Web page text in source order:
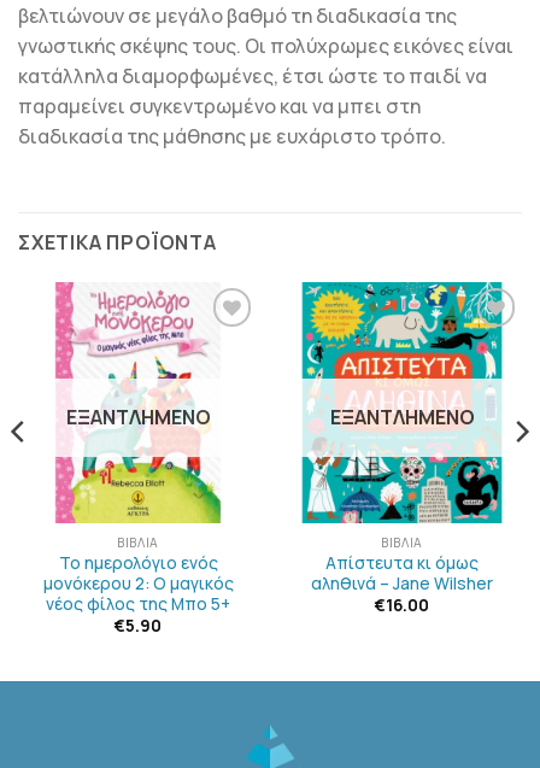
βελτιώνουν σε μεγάλο βαθμό τη διαδικασία της
γνωστικής σκέψης τους. Οι πολύχρωμες εικόνες είναι
κατάλληλα διαμορφωμένες, έτσι ώστε το παιδί να
παραμείνει συγκεντρωμένο και να μπει στη
διαδικασία της μάθησης με ευχάριστο τρόπο.
ΣΧΕΤΙΚΆ ΠΡΟΪΌΝΤΑ
ΠΡΟΣΘΉΚΗ
ΣΤΗΝ
ΛΊΣΤΑ
ΕΠΙΘΥΜΙΏΝ
ΕΞΑΝΤΛΗΜΈΝΟ
ΒΙΒΛΊΑ
Το ημερολόγιο ενός
μονόκερου 2: Ο μαγικός
νέος φίλος της Μπο 5+
€5.90
ΠΡΟΣΘΉΚΗ
ΣΤΗΝ
ΛΊΣΤΑ
ΕΠΙΘΥΜΙΏΝ
ΕΞΑΝΤΛΗΜΈΝΟ
ΒΙΒΛΊΑ
Απίστευτα κι όμως
αληθινά – Jane Wilsher
€16.00